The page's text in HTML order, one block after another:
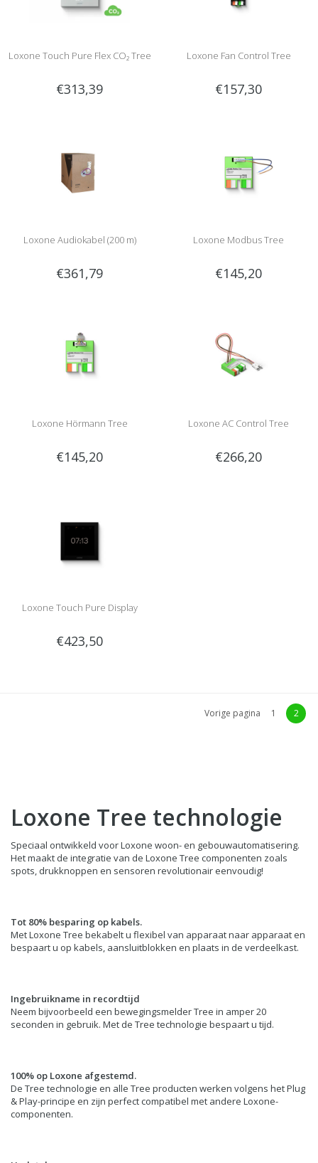
Loxone Touch Pure Flex CO₂ Tree
€313,39
Loxone Fan Control Tree
€157,30
Loxone Audiokabel (200 m)
€361,79
Loxone Modbus Tree
€145,20
Loxone Hörmann Tree
€145,20
Loxone AC Control Tree
€266,20
Loxone Touch Pure Display
€423,50
Vorige pagina 1 2
Loxone Tree technologie
Speciaal ontwikkeld voor Loxone woon- en gebouwautomatisering.
Het maakt de integratie van de Loxone Tree componenten zoals
spots, drukknoppen en sensoren revolutionair eenvoudig!
Tot 80% besparing op kabels.
Met Loxone Tree bekabelt u flexibel van apparaat naar apparaat en
bespaart u op kabels, aansluitblokken en plaats in de verdeelkast.
Ingebruikname in recordtijd
Neem bijvoorbeeld een bewegingsmelder Tree in amper 20
seconden in gebruik. Met de Tree technologie bespaart u tijd.
100% op Loxone afgestemd.
De Tree technologie en alle Tree producten werken volgens het Plug
& Play-principe en zijn perfect compatibel met andere Loxone-
componenten.